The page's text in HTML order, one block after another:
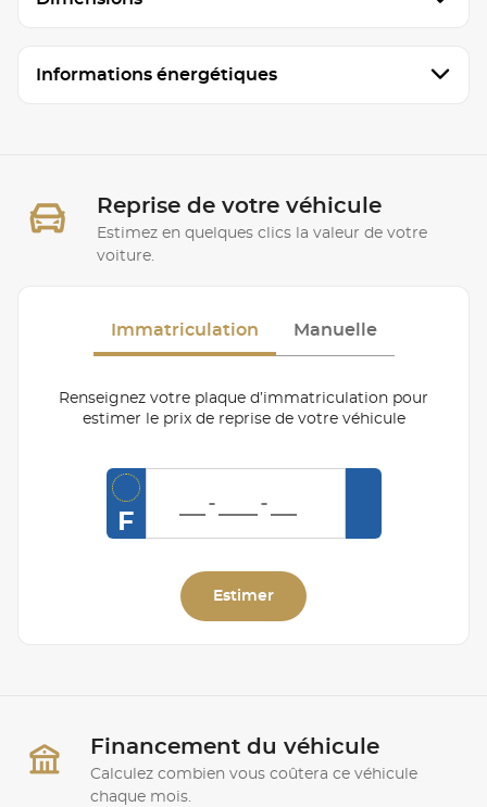
Informations énergétiques
Reprise de votre véhicule
Estimez en quelques clics la valeur de votre
voiture.
Immatriculation Manuelle
Renseignez votre plaque d’immatriculation pour
estimer le prix de reprise de votre véhicule
F
Estimer
Financement du véhicule
Calculez combien vous coûtera ce véhicule
chaque mois.